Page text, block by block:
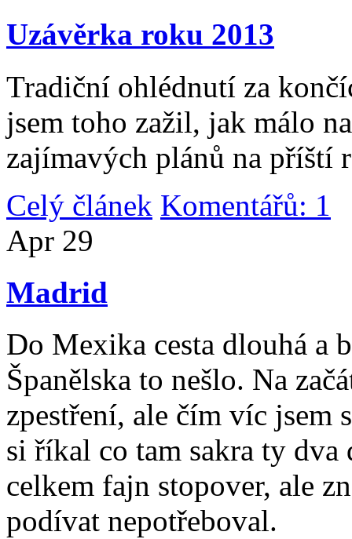
Uzávěrka roku 2013
Tradiční ohlédnutí za
jsem toho zažil, jak málo
zajímavých plánů na příští
Celý článek Komentářů: 1
Apr 29
Madrid
Do Mexika cesta dlouhá a
Španělska to nešlo. Na
zpestření, ale čím víc jsem
si říkal co tam sakra ty
celkem fajn stopover, ale
podívat nepotřeboval.